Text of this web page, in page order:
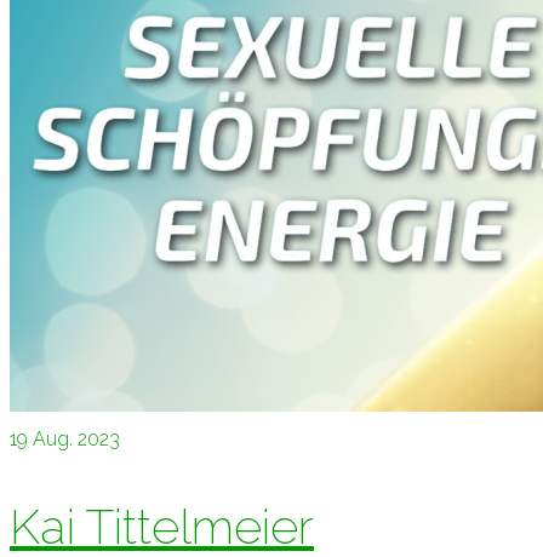
19 Aug. 2023
Kai Tittelmeier